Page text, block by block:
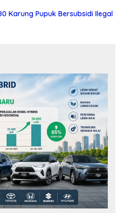
Karung Pupuk Bersubsidi Ilegal